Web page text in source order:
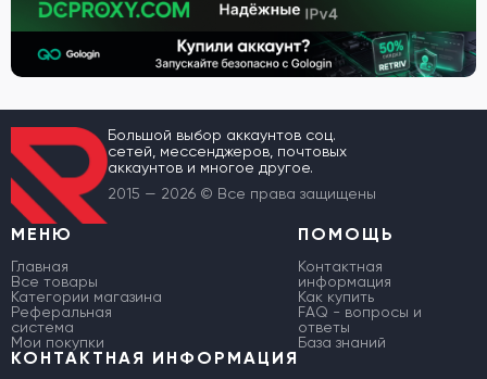
Большой выбор аккаунтов соц.
сетей, мессенджеров, почтовых
аккаунтов и многое другое.
2015 — 2026 © Все права защищены
МЕНЮ
Главная
Все товары
Категории магазина
Реферальная
система
Мои покупки
ПОМОЩЬ
Контактная
информация
Как купить
FAQ - вопросы и
ответы
База знаний
КОНТАКТНАЯ ИНФОРМАЦИЯ